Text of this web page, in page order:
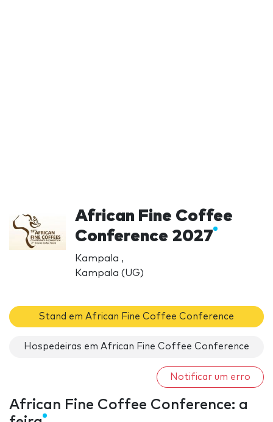
African Fine Coffee
Conference 2027
Kampala ,
Kampala (UG)
Stand em African Fine Coffee Conference
Hospedeiras em African Fine Coffee Conference
Notificar um erro
African Fine Coffee Conference: a